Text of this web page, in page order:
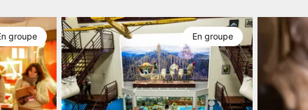
groupe En groupe